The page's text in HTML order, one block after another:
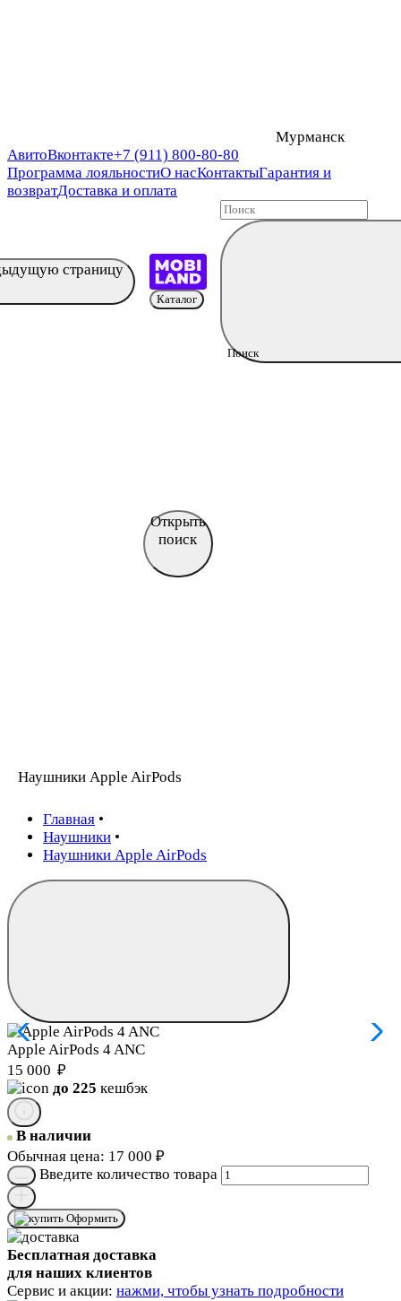
Мурманск
АвитоВконтакте+7 (911) 800-80-80
Программа лояльностиО насКонтактыГарантия и
возвратДоставка и оплата
страницу
Каталог
Поиск
Открыть
поиск
Наушники Apple AirPods
Главная •
Наушники •
Наушники Apple AirPods
Apple AirPods 4 ANC
15 000 ₽
до 225 кешбэк
В наличии
Обычная цена: 17 000 ₽
Введите количество товара
Оформить
Бесплатная доставка
для наших клиентов
Сервис и акции: нажми, чтобы узнать подробности